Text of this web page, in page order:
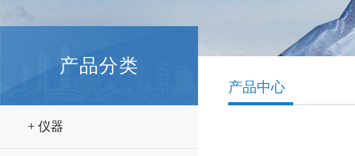
产品分类
+ 仪器
产品中心